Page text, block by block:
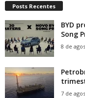
Posts Recentes
BYD
Song
8 de
7 de